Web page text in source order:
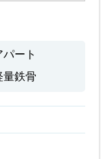
パート
量鉄骨